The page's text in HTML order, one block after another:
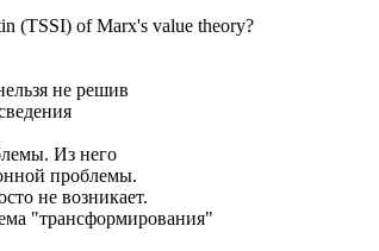
(TSSI) of Marx's value theory?
не решив
Из него
проблемы.
не возникает.
"трансформирования"